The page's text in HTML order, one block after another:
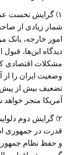
۱) گرایش نخست
شمار زیادی از
امور خارجه، بانک
دیدگاه این‌ها،
مشکلات اقتصادی
وضعیت ایران را از
تضعیف بیش از پیش
آمریکا منجر خواهد
۲) گرایش دوم
قدرت در جمهوری
و حفظ نظام